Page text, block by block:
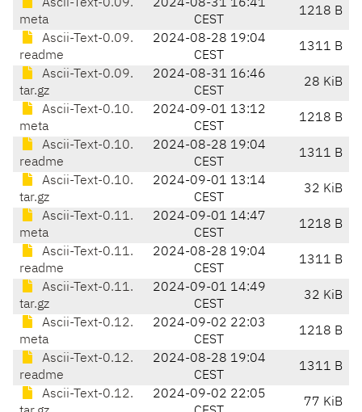
Ascii-Text-0.09.
meta
2024-08-31 16:41
CEST
1218 B
Ascii-Text-0.09.
readme
2024-08-28 19:04
CEST
1311 B
Ascii-Text-0.09.
tar.gz
2024-08-31 16:46
CEST
28 KiB
Ascii-Text-0.10.
meta
2024-09-01 13:12
CEST
1218 B
Ascii-Text-0.10.
readme
2024-08-28 19:04
CEST
1311 B
Ascii-Text-0.10.
tar.gz
2024-09-01 13:14
CEST
32 KiB
Ascii-Text-0.11.
meta
2024-09-01 14:47
CEST
1218 B
Ascii-Text-0.11.
readme
2024-08-28 19:04
CEST
1311 B
Ascii-Text-0.11.
tar.gz
2024-09-01 14:49
CEST
32 KiB
Ascii-Text-0.12.
meta
2024-09-02 22:03
CEST
1218 B
Ascii-Text-0.12.
readme
2024-08-28 19:04
CEST
1311 B
Ascii-Text-0.12.
2024-09-02 22:05
77 KiB